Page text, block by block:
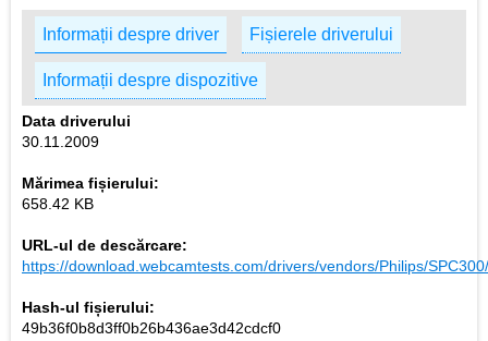
Informații despre driver Fișierele driverului
Informații despre dispozitive
Data driverului
30.11.2009
Mărimea fișierului:
658.42 KB
URL-ul de descărcare:
https://download.webcamtests.com/drivers/vendors/Philips/
Hash-ul fișierului:
49b36f0b8d3ff0b26b436ae3d42cdcf0